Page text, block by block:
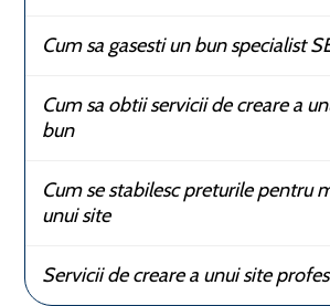
Cum sa gasesti un bun specialist
Cum sa obtii servicii de creare a
bun
Cum se stabilesc preturile pentru
unui site
Servicii de creare a unui site